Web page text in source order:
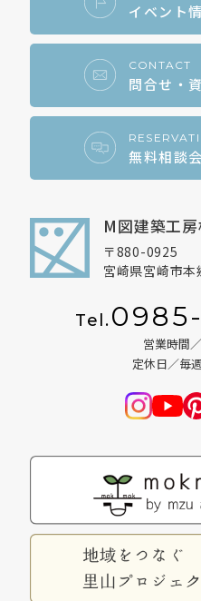
2026
2026
2025
2025
2025
2024
2024
イベント
CONTACT
問合せ・
無料相談
M図建築工
〒880-0925
宮崎県宮崎市
Tel.
営業時間
定休日／毎